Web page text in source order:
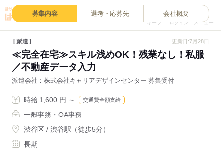
キープ ログイン メニュー
募集内容 選考・応募先 会社概要
派遣 更新日:7月28日
≪完全在宅≫スキル浅めOK！残業なし！私服
／不動産データ入力
派遣会社 株式会社キャリアデザインセンター 募集受付
時給 1,600 円 ～ 交通費全額支給
一般事務・OA事務
渋谷区 / 渋谷駅（徒歩5分）
長期